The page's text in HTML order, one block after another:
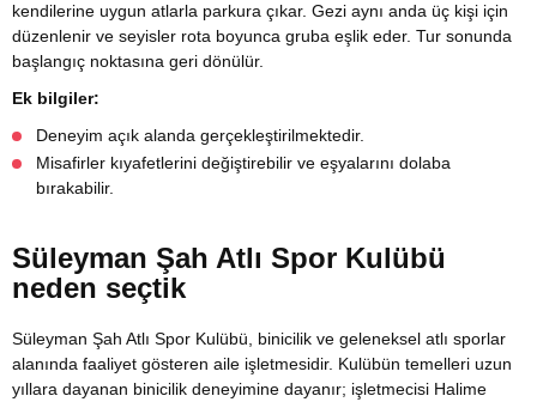
kendilerine uygun atlarla parkura çıkar. Gezi aynı anda üç kişi için
düzenlenir ve seyisler rota boyunca gruba eşlik eder. Tur sonunda
başlangıç noktasına geri dönülür.
Ek bilgiler:
Deneyim açık alanda gerçekleştirilmektedir.
Misafirler kıyafetlerini değiştirebilir ve eşyalarını dolaba
bırakabilir.
Süleyman Şah Atlı Spor Kulübü
neden seçtik
Süleyman Şah Atlı Spor Kulübü, binicilik ve geleneksel atlı sporlar
alanında faaliyet gösteren aile işletmesidir. Kulübün temelleri uzun
yıllara dayanan binicilik deneyimine dayanır; işletmecisi Halime